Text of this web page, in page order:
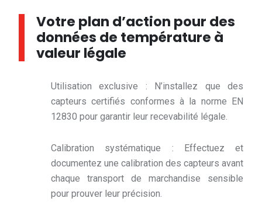
Votre plan d’action pour des
données de température à
valeur légale
Utilisation exclusive : N’installez que des
capteurs certifiés conformes à la norme EN
12830 pour garantir leur recevabilité légale.
Calibration systématique : Effectuez et
documentez une calibration des capteurs avant
chaque transport de marchandise sensible
pour prouver leur précision.